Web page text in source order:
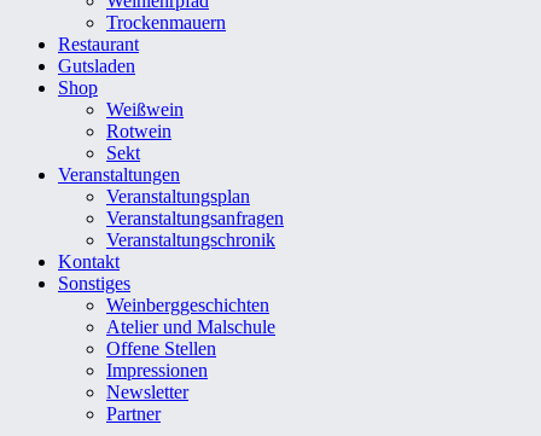
Trockenmauern
Restaurant
Gutsladen
Shop
Weißwein
Rotwein
Sekt
Veranstaltungen
Veranstaltungsplan
Veranstaltungsanfragen
Veranstaltungschronik
Kontakt
Sonstiges
Weinberggeschichten
Atelier und Malschule
Offene Stellen
Impressionen
Newsletter
Partner